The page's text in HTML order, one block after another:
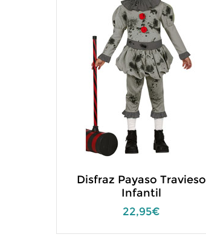
Disfraz Payaso Travieso
Infantil
22,95€